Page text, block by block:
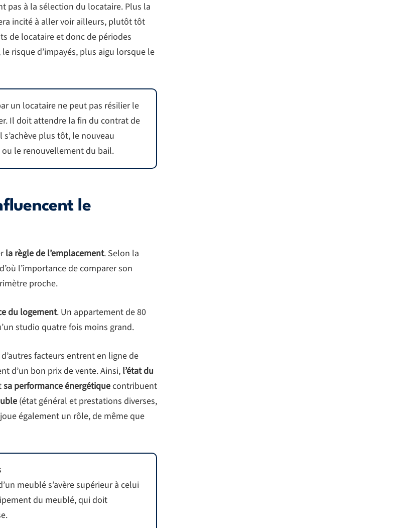
pas à la sélection du locataire. Plus la
incité à aller voir ailleurs, plutôt tôt
de locataire et donc de périodes
risque d’impayés, plus aigu lorsque le
un locataire ne peut pas résilier le
Il doit attendre la fin du contrat de
s’achève plus tôt, le nouveau
le renouvellement du bail.
le
la règle de l’emplacement. Selon la
l’importance de comparer son
proche.
du logement. Un appartement de 80
studio quatre fois moins grand.
facteurs entrent en ligne de
d’un bon prix de vente. Ainsi, l’état du
sa performance énergétiquecontribuent
(état général et prestations diverses,
également un rôle, de même que
meublé s’avère supérieur à celui
du meublé, qui doit